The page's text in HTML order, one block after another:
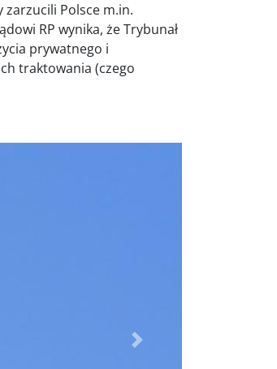
Polsce m.in.
RP wynika, że Trybunał
prywatnego i
traktowania (czego
Dalej